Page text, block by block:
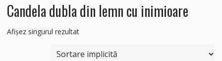
Candela dubla din lemn cu inimioare
Afișez singurul rezultat